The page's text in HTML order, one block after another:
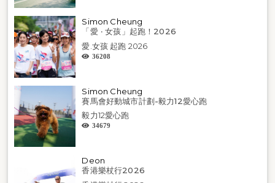
Simon Cheung
「愛 ‧ 女孩」起跑！2026
愛.女孩 起跑 2026
36208
Simon Cheung
賽馬會好動城市計劃-毅力12愛心跑
毅力12愛心跑
34679
Deon
香港樂杖行2026